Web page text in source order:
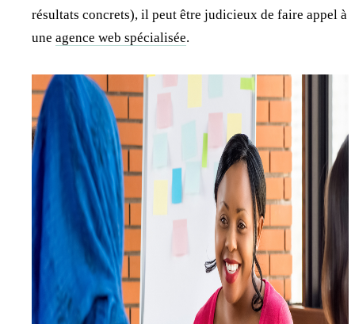
résultats concrets), il peut être judicieux de faire appel à
une agence web spécialisée.